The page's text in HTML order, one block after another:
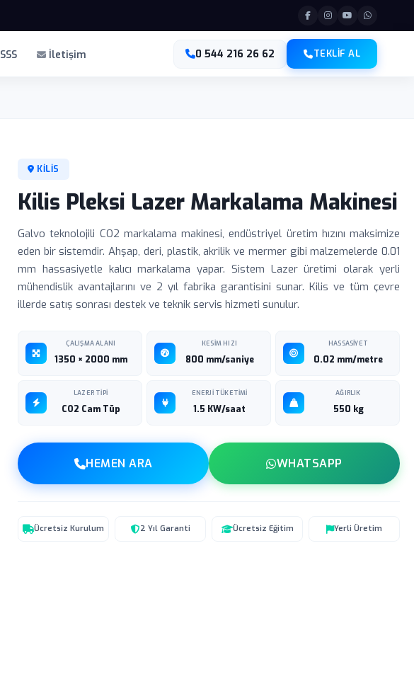
SSS İletişim 0 544 216 26 62 TEKLIF AL
KILIS
Kilis Pleksi Lazer Markalama Makinesi
Galvo teknolojili CO2 markalama makinesi, endüstriyel üretim hızını maksimize
eden bir sistemdir. Ahşap, deri, plastik, akrilik ve mermer gibi malzemelerde 0.01
mm hassasiyetle kalıcı markalama yapar. Sistem Lazer üretimi olarak yerli
mühendislik avantajlarını ve 2 yıl fabrika garantisini sunar. Kilis ve tüm çevre
illerde satış sonrası destek ve teknik servis hizmeti sunulur.
ÇALIŞMA ALANI
1350 × 2000 mm
KESIM HIZI
800 mm/saniye
HASSASIYET
0.02 mm/metre
LAZER TIPI
CO2 Cam Tüp
ENERJI TÜKETIMI
1.5 KW/saat
AĞIRLIK
550 kg
HEMEN ARA WHATSAPP
Ücretsiz Kurulum 2 Yıl Garanti Ücretsiz Eğitim Yerli Üretim